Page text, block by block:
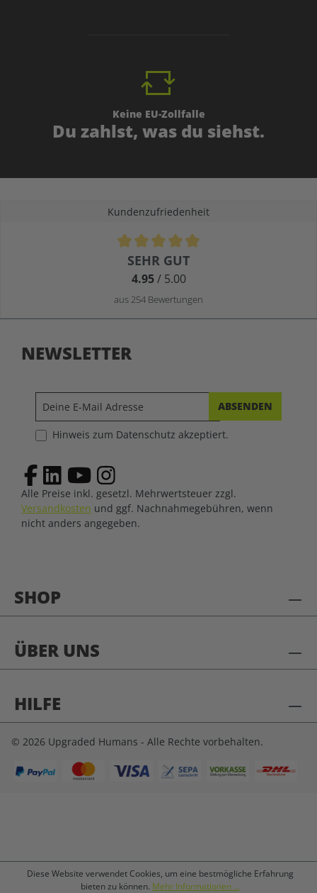
Keine EU-Zollfalle
Du zahlst, was du siehst.
Kundenzufriedenheit
Durchschnittliche Bewertung von 4.9 von 5 Sternen
SEHR GUT
4.95/ 5.00
aus 254 Bewertungen
SHOP
ÜBER UNS
HILFE
NEWSLETTER
ABSENDEN
Hinweis zum Datenschutz akzeptiert.
Alle Preise inkl. gesetzl. Mehrwertsteuer zzgl.
Versandkosten und ggf. Nachnahmegebühren, wenn
nicht anders angegeben.
© 2026 Upgraded Humans - Alle Rechte vorbehalten.
Diese Website verwendet Cookies, um eine bestmögliche Erfahrung
bieten zu können. Mehr Informationen ...